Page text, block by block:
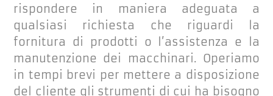
rispondere in maniera adeguata a
qualsiasi richiesta che riguardi la
fornitura di prodotti o l’assistenza e la
manutenzione dei macchinari. Operiamo
in tempi brevi per mettere a disposizione
del cliente gli strumenti di cui ha bisogno